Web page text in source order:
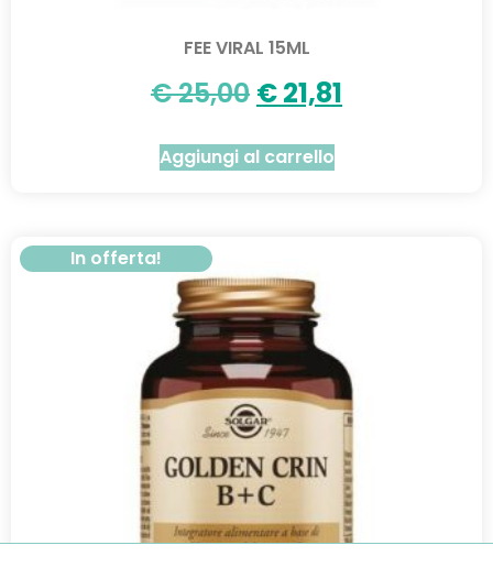
FEE VIRAL 15ML
€25,00 €21,81
Aggiungi al carrello
In offerta!